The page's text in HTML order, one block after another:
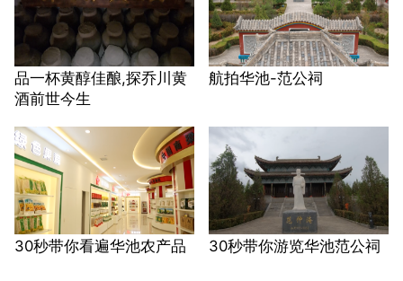
品一杯黄醇佳酿,探乔川黄
酒前世今生
航拍华池-范公祠
30秒带你看遍华池农产品 30秒带你游览华池范公祠